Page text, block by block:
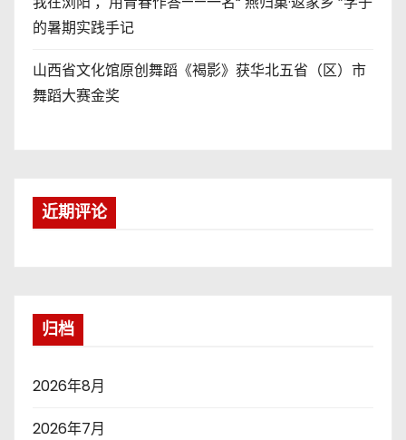
的暑期实践手记
山西省文化馆原创舞蹈《褐影》获华北五省（区）市
舞蹈大赛金奖
近期评论
归档
2026年8月
2026年7月